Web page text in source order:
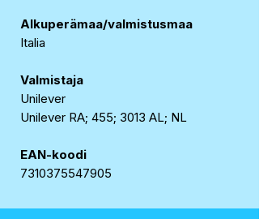
Alkuperämaa/valmistusmaa
Italia
Valmistaja
Unilever
Unilever RA; 455; 3013 AL; NL
EAN-koodi
7310375547905